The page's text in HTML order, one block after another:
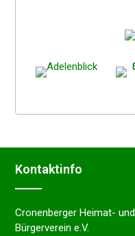
Kontakt­in­fo
Cronenberger Heimat- und
Bürgerverein e.V.